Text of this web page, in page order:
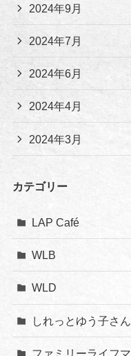
2024年9月
2024年7月
2024年6月
2024年4月
2024年3月
カテゴリー
LAP Café
WLB
WLD
しれっとゆう子さん
ファミリーライフ